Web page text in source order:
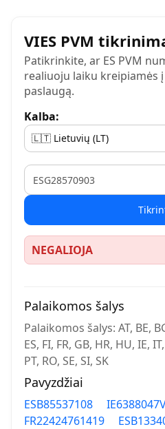
VIES PVM
Patikrinkite, ar ES PVM
realiuoju laiku kreipiamės į
paslaugą.
Kalba:
NEGALIOJA
Palaikomos šalys
Palaikomos šalys: AT, BE,
ES, FI, FR, GB, HR, HU, IE,
PT, RO, SE, SI, SK
Pavyzdžiai
ESB85537108
FR22424761419